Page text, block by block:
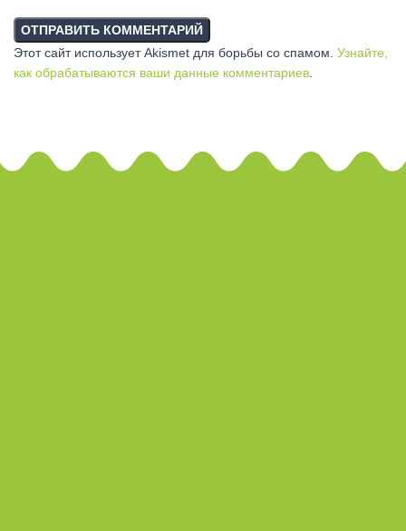
Этот сайт использует Akismet для борьбы со спамом. Узнайте,
как обрабатываются ваши данные комментариев